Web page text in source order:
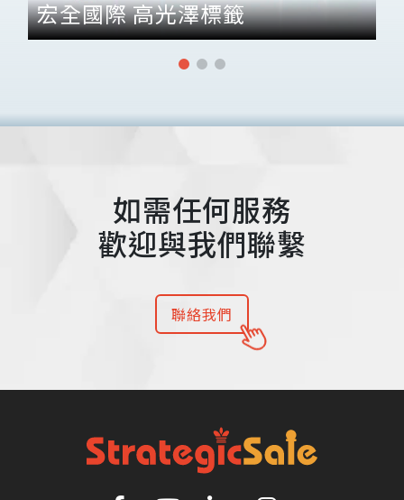
宏全國際 高光澤標籤
如需任何服務
歡迎與我們聯繫
聯絡我們